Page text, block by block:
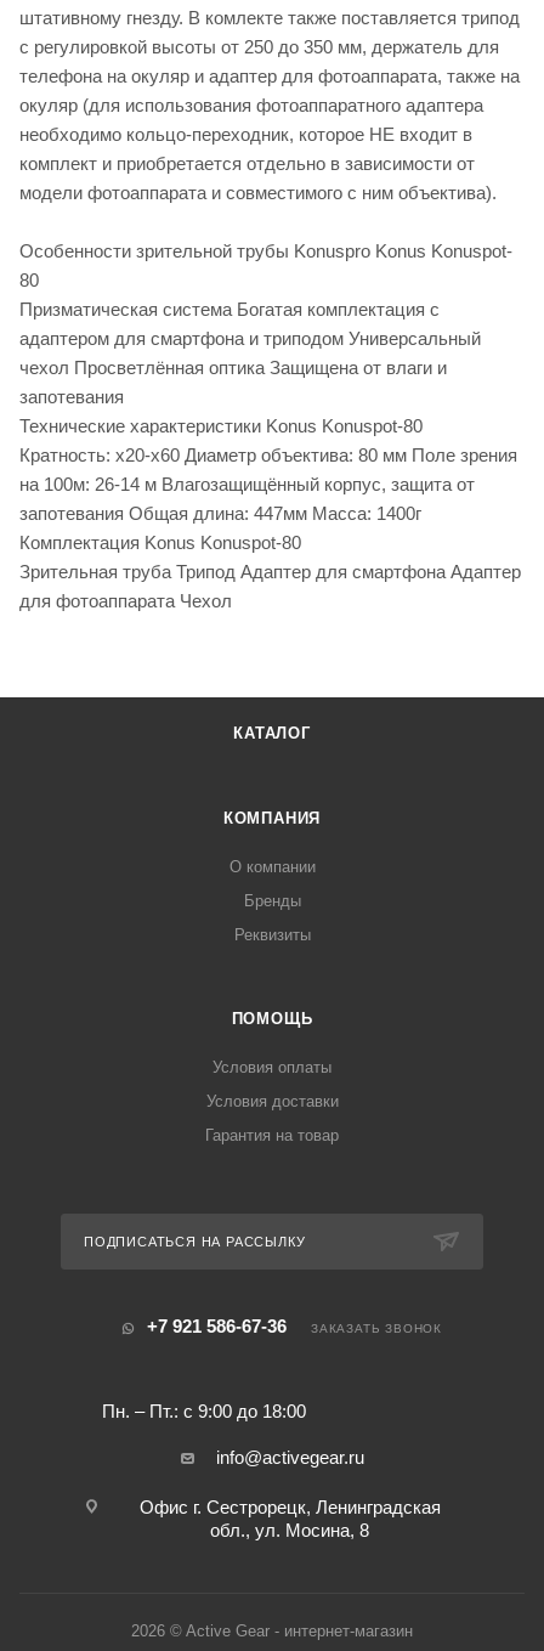
штативному гнезду. В комлекте также поставляется трипод
с регулировкой высоты от 250 до 350 мм, держатель для
телефона на окуляр и адаптер для фотоаппарата, также на
окуляр (для использования фотоаппаратного адаптера
необходимо кольцо-переходник, которое НЕ входит в
комплект и приобретается отдельно в зависимости от
модели фотоаппарата и совместимого с ним объектива).
Особенности зрительной трубы Konuspro Konus Konuspot-
80
Призматическая система Богатая комплектация с
адаптером для смартфона и триподом Универсальный
чехол Просветлённая оптика Защищена от влаги и
запотевания
Технические характеристики Konus Konuspot-80
Кратность: x20-x60 Диаметр объектива: 80 мм Поле зрения
на 100м: 26-14 м Влагозащищённый корпус, защита от
запотевания Общая длина: 447мм Масса: 1400г
Комплектация Konus Konuspot-80
Зрительная труба Трипод Адаптер для смартфона Адаптер
для фотоаппарата Чехол
КАТАЛОГ
КОМПАНИЯ
О компании
Бренды
Реквизиты
ПОМОЩЬ
Условия оплаты
Условия доставки
Гарантия на товар
ПОДПИСАТЬСЯ НА РАССЫЛКУ
+7 921 586-67-36
Пн. – Пт.: с 9:00 до 18:00
ЗАКАЗАТЬ ЗВОНОК
info@activegear.ru
Офис г. Сестрорецк, Ленинградская
обл., ул. Мосина, 8
2026 © Active Gear - интернет-магазин